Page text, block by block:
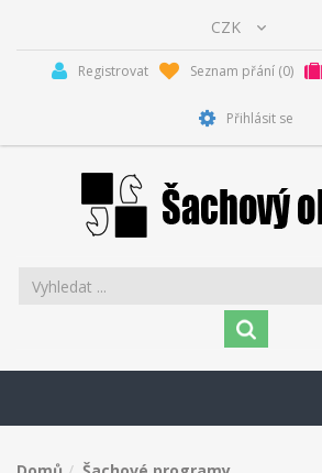
Registrovat Seznam přání (0)
Přihlásit se